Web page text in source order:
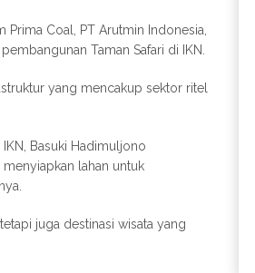
Coal, PT Arutmin Indonesia,
Taman Safari di IKN.
yang mencakup sektor ritel
Basuki Hadimuljono
lahan untuk
juga destinasi wisata yang